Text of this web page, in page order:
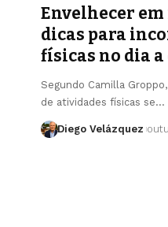
Envelhecer
dicas para
físicas no dia a
Segundo Camilla
de atividades físicas se…
Diego Velázquez